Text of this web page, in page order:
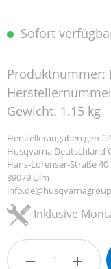
Sofort
Produktnummer:
Gewicht: 1.15 kg
Herstellerangaben
Husqvarna Deutschland
Hans-Lorenser-Straße 40
89079 Ulm
Inklusive
Produkt